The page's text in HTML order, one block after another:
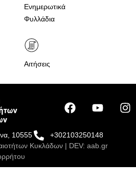
Ενημερωτικά
Φυλλάδια
Αιτήσεις
10555
+302103250148
Κυκλάδων | DEV: aab.gr